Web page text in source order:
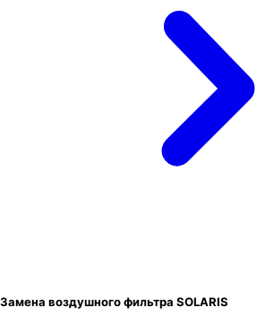
Замена воздушного фильтра SOLARIS